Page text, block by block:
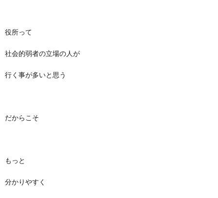
役所って
社会的弱者の立場の人が
行く事が多いと思う
だからこそ
もっと
分かりやすく